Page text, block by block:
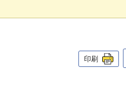
印刷